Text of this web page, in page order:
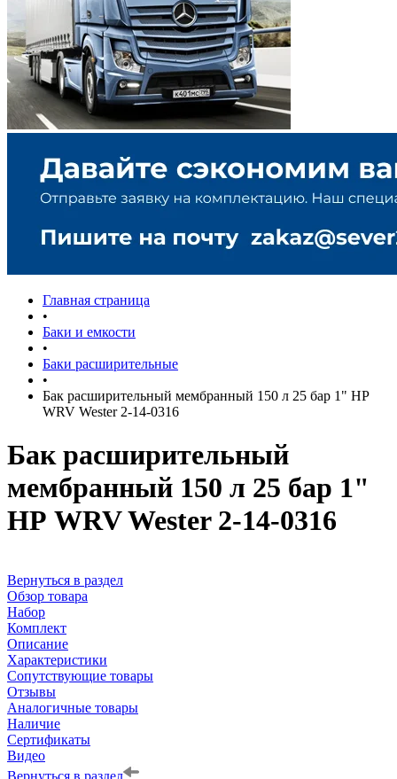
Главная страница
•
Баки и емкости
•
Баки расширительные
•
Бак расширительный мембранный 150 л 25 бар 1" НР
WRV Wester 2-14-0316
Бак расширительный
мембранный 150 л 25 бар 1"
НР WRV Wester 2-14-0316
Вернуться в раздел
Обзор товара
Набор
Комплект
Описание
Характеристики
Сопутствующие товары
Отзывы
Аналогичные товары
Наличие
Сертификаты
Видео
Вернуться в раздел